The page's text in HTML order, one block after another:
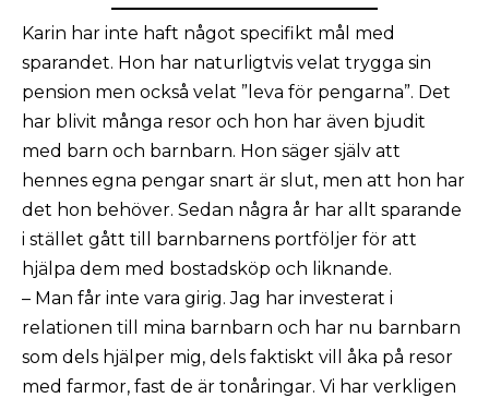
Karin har inte haft något specifikt mål med
sparandet. Hon har naturligtvis velat trygga sin
pension men också velat ”leva för pengarna”. Det
har blivit många resor och hon har även bjudit
med barn och barnbarn. Hon säger själv att
hennes egna pengar snart är slut, men att hon har
det hon behöver. Sedan några år har allt sparande
i stället gått till barnbarnens portföljer för att
hjälpa dem med bostadsköp och liknande.
– Man får inte vara girig. Jag har investerat i
relationen till mina barnbarn och har nu barnbarn
som dels hjälper mig, dels faktiskt vill åka på resor
med farmor, fast de är tonåringar. Vi har verkligen